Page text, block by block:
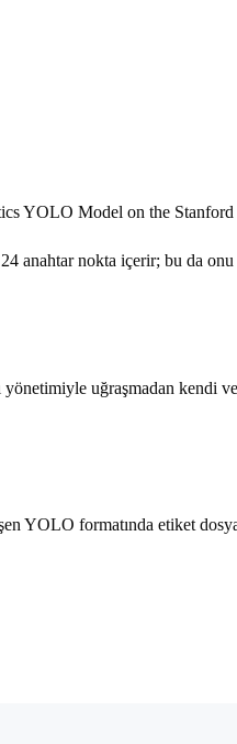
YOLO Model on the Stanford
anahtar nokta içerir; bu da
yönetimiyle uğraşmadan kendi
YOLO formatında etiket